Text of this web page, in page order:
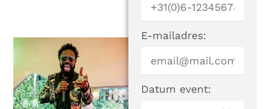
E-mailadres:
Datum event: